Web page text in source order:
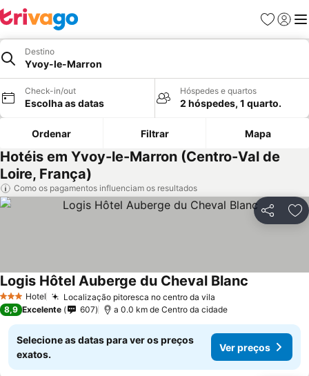
Favoritos
Iniciar
Destino
Yvoy-le-Marron
Check-in/out
Escolha as datas
Hóspedes e quartos
2 hóspedes, 1 quarto.
Ordenar Filtrar Mapa
Hotéis em Yvoy-le-Marron (Centro-Val de
Loire, França)
Como os pagamentos influenciam os resultados
Partilhar
3 EstrelasHotel Localização pitoresca no centro da vila
Logis Hôtel Auberge du Cheval Blanc
8,9 Excelente 607 a 0.0 km de Centro da cidade
Selecione as datas para ver os preços
exatos.
Ver preços